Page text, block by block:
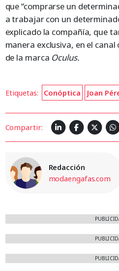
que “comprarse un
a trabajar con un
explicado la compañía, que
manera exclusiva, en el
de la marca Oculus.
Etiquetas: Conóptica Joan
Compartir:
Redacción
modaengafas.com